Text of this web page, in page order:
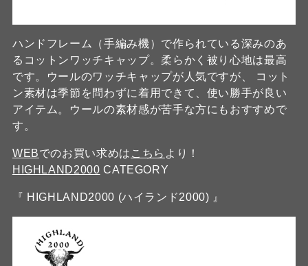
ハンドフレーム（手編み機）で作られている深みのあ
るコットンワッチキャップ。柔らかく被り心地は最高
です。ウールのワッチキャップが人気ですが、 コット
ン素材は季節を問わずに着用できて、使い勝手が良い
アイテム。ウールの素材感が苦手な方にもおすすめで
す。
WEBでのお買い求めは こちら より！
HIGHLAND2000 CATEGORY
『 HIGHLAND2000 (ハイランド2000) 』